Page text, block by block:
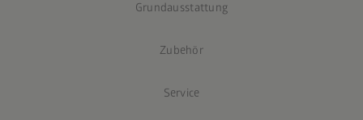
Grundausstattung
Zubehör
Service